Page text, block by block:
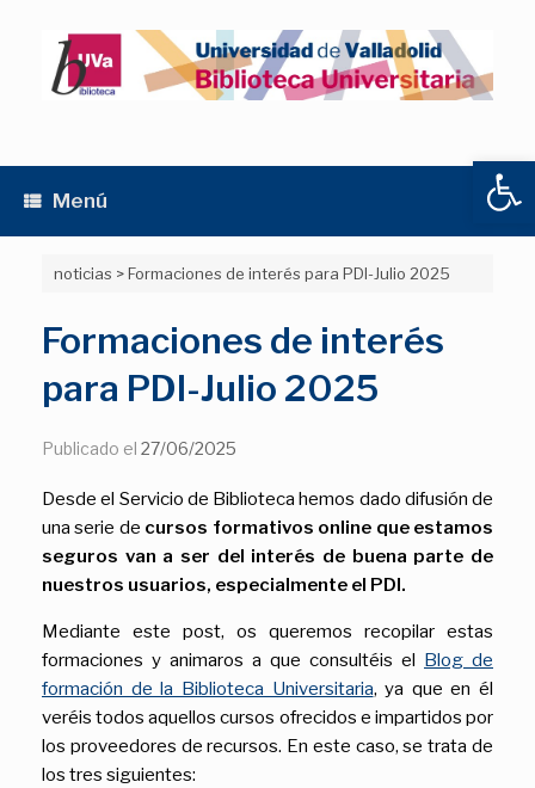
Abrir
contenido
Menú
noticias >Formaciones de interés para PDI-Julio 2025
Formaciones de interés
para PDI-Julio 2025
Publicado el 27/06/2025
Desde el Servicio de Biblioteca hemos dado difusión de
una serie de cursos formativos online que estamos
seguros van a ser del interés de buena parte de
nuestros usuarios, especialmente el PDI.
Mediante este post, os queremos recopilar estas
formaciones y animaros a que consultéis el Blog de
formación de la Biblioteca Universitaria, ya que en él
veréis todos aquellos cursos ofrecidos e impartidos por
los proveedores de recursos. En este caso, se trata de
los tres siguientes: